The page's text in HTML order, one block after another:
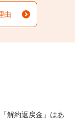
由
解約返戻金」はあ